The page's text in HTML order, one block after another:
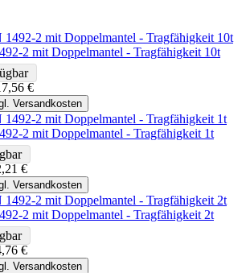
2 mit Doppelmantel - Tragfähigkeit 10t
€
Versandkosten
2 mit Doppelmantel - Tragfähigkeit 1t
€
Versandkosten
2 mit Doppelmantel - Tragfähigkeit 2t
€
Versandkosten